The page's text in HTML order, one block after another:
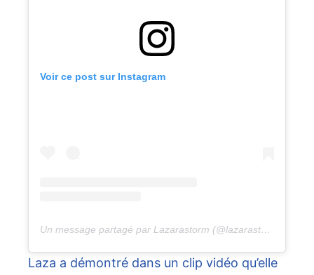
Voir ce post sur Instagram
Un message partagé par Lazarastorm (@lazarastorm)
Laza a démontré dans un clip vidéo qu’elle